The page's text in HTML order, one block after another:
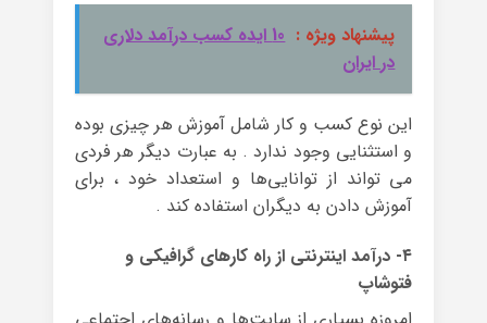
پیشنهاد ویژه :
10 ایده کسب درآمد دلاری
در ایران
این نوع کسب و کار شامل آموزش هر چیزی بوده
و استثنایی وجود ندارد . به عبارت دیگر هر فردی
می تواند از توانایی‌ها و استعداد خود ، برای
آموزش دادن به دیگران استفاده کند .
۴- درآمد اینترنتی از راه کارهای گرافیکی و
فتوشاپ